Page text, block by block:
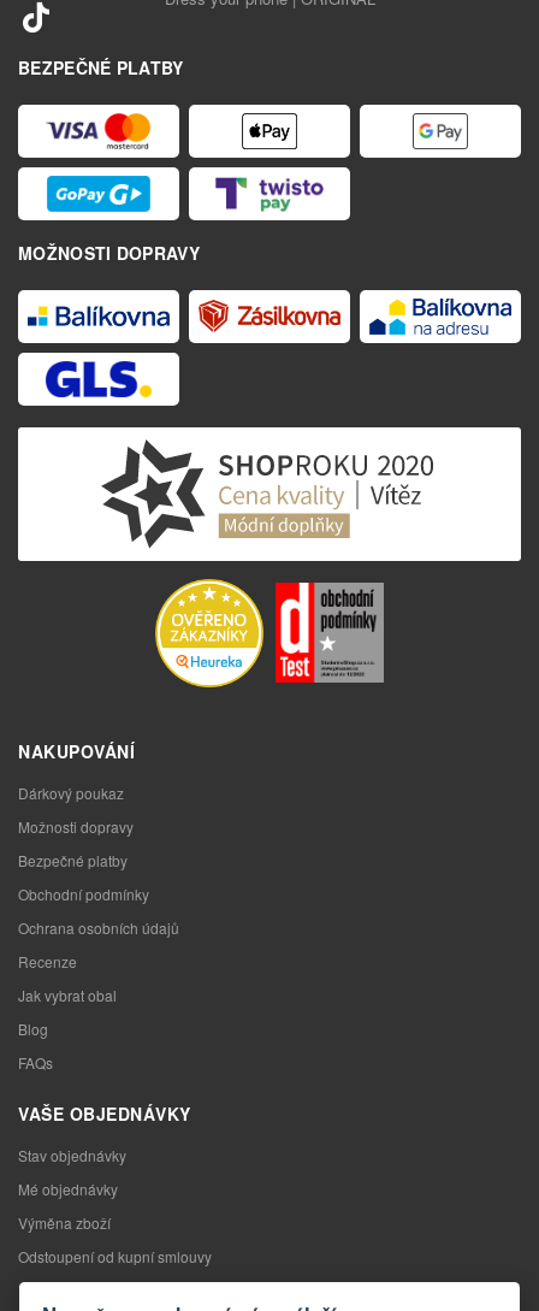
BEZPEČNÉ PLATBY
MOŽNOSTI DOPRAVY
NAKUPOVÁNÍ
Dárkový poukaz
Možnosti dopravy
Bezpečné platby
Obchodní podmínky
Ochrana osobních údajů
Recenze
Jak vybrat obal
Blog
FAQs
VAŠE OBJEDNÁVKY
Stav objednávky
Mé objednávky
Výměna zboží
Odstoupení od kupní smlouvy
Reklamace